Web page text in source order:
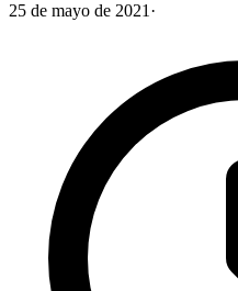
25 de mayo de 2021 ·